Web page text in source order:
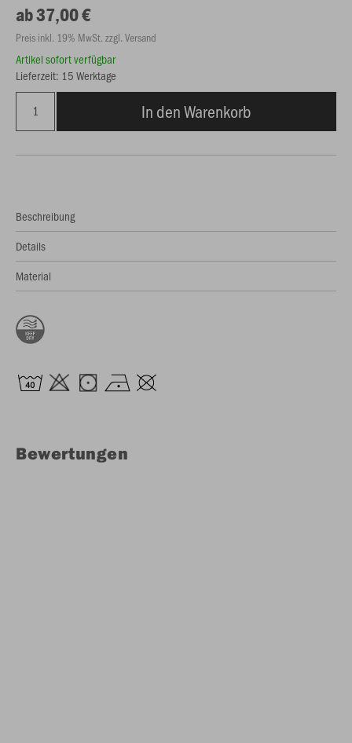
ab 37,00 €
Preis inkl. 19% MwSt. zzgl. Versand
Artikel sofort verfügbar
Lieferzeit: 15 Werktage
In den Warenkorb
Beschreibung
Details
Material
Bewertungen